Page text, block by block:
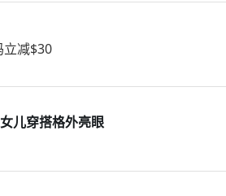
立减$30
儿穿搭格外亮眼